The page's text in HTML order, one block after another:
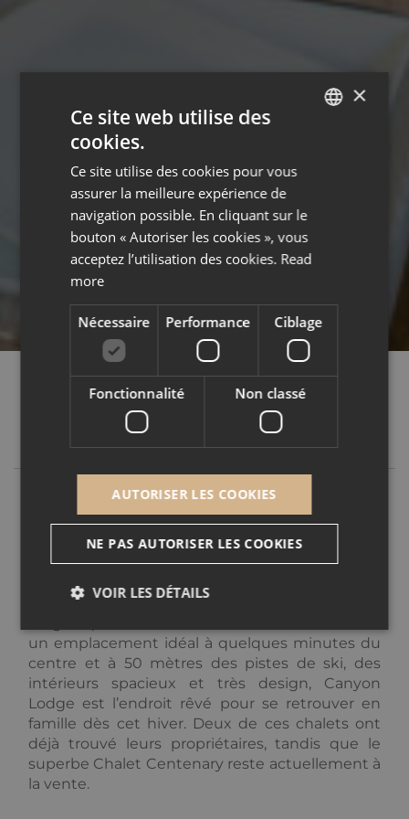
COURCHEVEL, LES 3 VALLÉES,
Découvrez en exclusivité les premières photos
Canyon Lodge, une collection de 3 chalets
haut de gamme située sur les hauteurs de
Courchevel Moriond
équipe est fière de pouvoir ajouter ces
un emplacement idéal à quelques minutes du
centre et à 50 mètres des pistes de ski, des
intérieurs spacieux et très design, Canyon
Lodge est l’endroit rêvé pour se retrouver en
famille dès cet hiver. Deux de ces chalets ont
déjà trouvé leurs propriétaires, tandis que le
superbe Chalet Centenary reste actuellement à
la vente.
×
Ce site web utilise des
cookies.
Ce site utilise des cookies pour vous
assurer la meilleure expérience de
navigation possible. En cliquant sur le
bouton « Autoriser les cookies », vous
acceptez l’utilisation des cookies. Read
more
Nécessaire Performance Ciblage
Fonctionnalité Non classé
AUTORISER LES COOKIES
NE PAS AUTORISER LES COOKIES
VOIR LES DÉTAILS
Nécessaire Performance
Ciblage
Fonctionnalité
Non classé
Cookies nécessaires au fonctionnement du site
internet.
Fournisseur /